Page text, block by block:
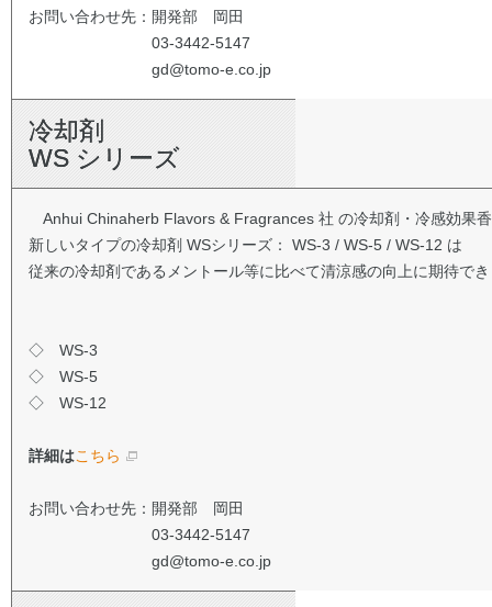
お問い合わせ先：開発部 岡田
03-3442-5147
gd@tomo-e.co.jp
冷却剤
WS シリーズ
Anhui Chinaherb Flavors & Fragrances 社 の冷却剤・冷感効果
新しいタイプの冷却剤 WSシリーズ： WS-3 / WS-5 / WS-12 は
従来の冷却剤であるメントール等に比べて清涼感の向上に期待で
◇ WS-3
◇ WS-5
◇ WS-12
詳細はこちら
お問い合わせ先：開発部 岡田
03-3442-5147
gd@tomo-e.co.jp